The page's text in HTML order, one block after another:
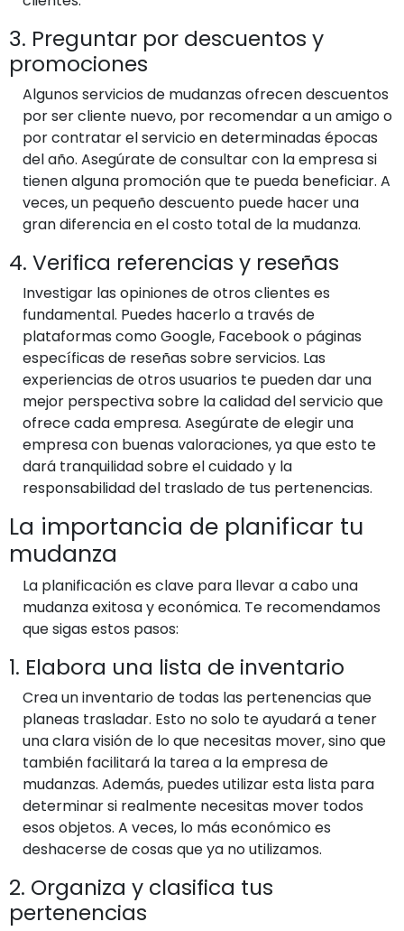
3. Preguntar por descuentos y
promociones
Algunos servicios de mudanzas ofrecen descuentos
por ser cliente nuevo, por recomendar a un amigo o
por contratar el servicio en determinadas épocas
del año. Asegúrate de consultar con la empresa si
tienen alguna promoción que te pueda beneficiar. A
veces, un pequeño descuento puede hacer una
gran diferencia en el costo total de la mudanza.
4. Verifica referencias y reseñas
Investigar las opiniones de otros clientes es
fundamental. Puedes hacerlo a través de
plataformas como Google, Facebook o páginas
específicas de reseñas sobre servicios. Las
experiencias de otros usuarios te pueden dar una
mejor perspectiva sobre la calidad del servicio que
ofrece cada empresa. Asegúrate de elegir una
empresa con buenas valoraciones, ya que esto te
dará tranquilidad sobre el cuidado y la
responsabilidad del traslado de tus pertenencias.
La importancia de planificar tu
mudanza
La planificación es clave para llevar a cabo una
mudanza exitosa y económica. Te recomendamos
que sigas estos pasos:
1. Elabora una lista de inventario
Crea un inventario de todas las pertenencias que
planeas trasladar. Esto no solo te ayudará a tener
una clara visión de lo que necesitas mover, sino que
también facilitará la tarea a la empresa de
mudanzas. Además, puedes utilizar esta lista para
determinar si realmente necesitas mover todos
esos objetos. A veces, lo más económico es
deshacerse de cosas que ya no utilizamos.
2. Organiza y clasifica tus
pertenencias